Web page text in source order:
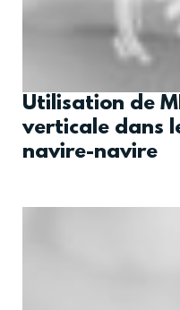
Utilisation de
verticale dans
navire-navire